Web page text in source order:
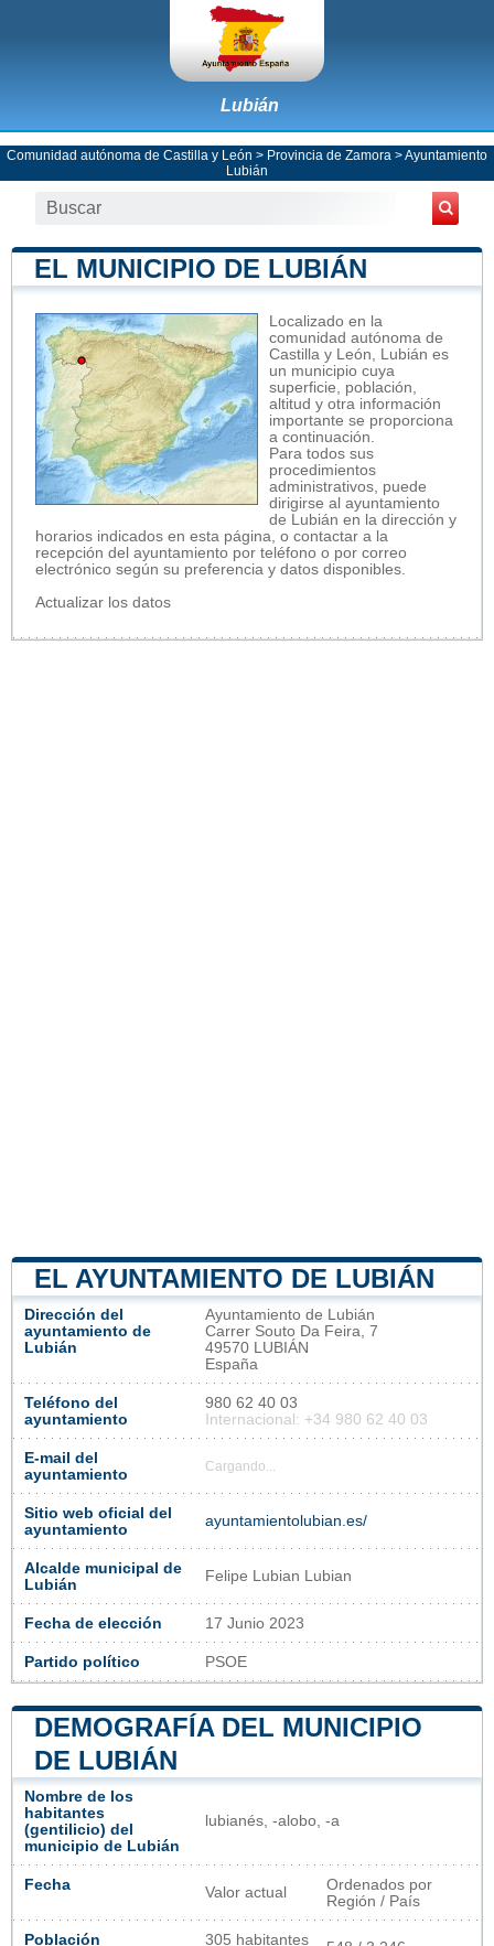
Lubián
Comunidad autónoma de Castilla y León > Provincia de Zamora >Ayuntamiento
Lubián
EL MUNICIPIO DE LUBIÁN
Localizado en la
comunidad autónoma de
Castilla y León, Lubián es
un municipio cuya
superficie, población,
altitud y otra información
importante se proporciona
a continuación.
Para todos sus
procedimientos
administrativos, puede
dirigirse al ayuntamiento
de Lubián en la dirección y
horarios indicados en esta página, o contactar a la
recepción del ayuntamiento por teléfono o por correo
electrónico según su preferencia y datos disponibles.
Actualizar los datos
EL AYUNTAMIENTO DE LUBIÁN
Dirección del
ayuntamiento de
Lubián
Ayuntamiento de Lubián
Carrer Souto Da Feira, 7
49570 LUBIÁN
España
Teléfono del
ayuntamiento
980 62 40 03
Internacional: +34 980 62 40 03
E-mail del
ayuntamiento
Cargando...
Sitio web oficial del
ayuntamiento
ayuntamientolubian.es/
Alcalde municipal de
Lubián
Felipe Lubian Lubian
Fecha de elección 17 Junio 2023
Partido político PSOE
DEMOGRAFÍA DEL MUNICIPIO
DE LUBIÁN
Nombre de los
habitantes
(gentilicio) del
municipio de Lubián
lubianés, -alobo, -a
Fecha Valor actual
Ordenados por
Región / País
Población
305 habitantes